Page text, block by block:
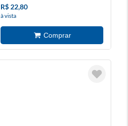
R$ 22,80
à vista